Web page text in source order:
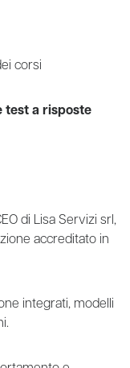
corsi
test a risposte
di Lisa Servizi srl,
accreditato in
integrati, modelli